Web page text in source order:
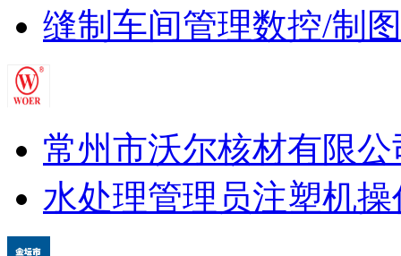
缝制车间管理数控/制
常州市沃尔核材有限公
水处理管理员注塑机操